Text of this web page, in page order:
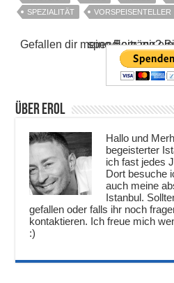
SPEZIALITÄT
VORSPEISENTELLER
Gefallen dir meine Beiträge? Bitte unterstütze mich
Über Erol
Hallo und
begeisterter
ich fast jedes
Dort besuche
auch meine
Istanbul.
gefallen oder falls ihr noch
kontaktieren. Ich freue mich
:)